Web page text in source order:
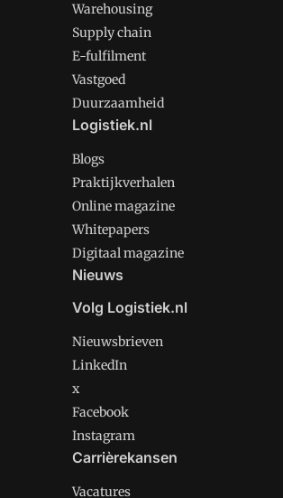
Warehousing
Supply chain
E-fulfilment
Vastgoed
Duurzaamheid
Logistiek.nl
Blogs
Praktijkverhalen
Online magazine
Whitepapers
Digitaal magazine
Nieuws
Volg Logistiek.nl
Nieuwsbrieven
LinkedIn
x
Facebook
Instagram
Carrièrekansen
Vacatures